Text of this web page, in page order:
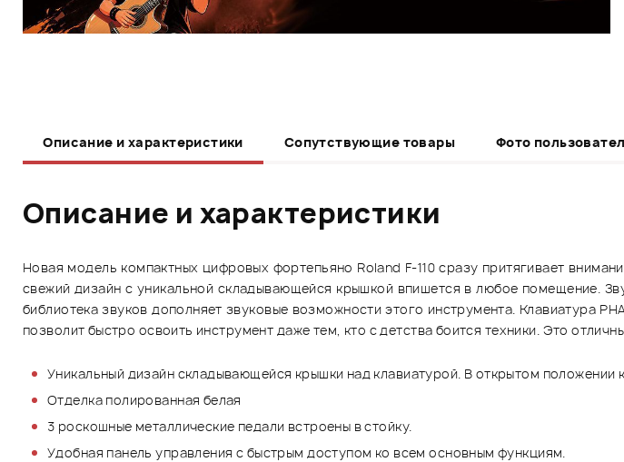
Описание и характеристики Сопутствующие товары Фото
Описание и характеристики
Новая модель компактных цифровых фортепьяно Roland F-110 сразу притягивает
свежий дизайн с уникальной складывающейся крышкой впишется в любое помещение.
библиотека звуков дополняет звуковые возможности этого инструмента. Клавиатура
позволит быстро освоить инструмент даже тем, кто с детства боится техники. Это
Уникальный дизайн складывающейся крышки над клавиатурой. В открытом положении
Отделка полированная белая
3 роскошные металлические педали встроены в стойку.
Удобная панель управления с быстрым доступом ко всем основным функциям.